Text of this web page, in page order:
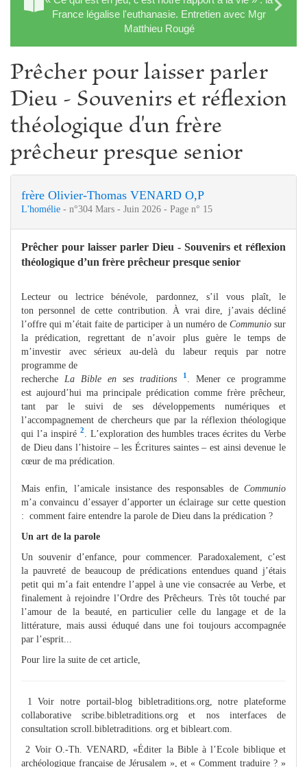
France légalise l'euthanasie. Entretien avec Mgr
Matthieu Rougé
Prêcher pour laisser parler
Dieu - Souvenirs et réflexion
théologique d'un frère
prêcheur presque senior
frère Olivier-Thomas VENARD O,P
L'homélie - n°304 Mars - Juin 2026 - Page n° 15
Prêcher pour laisser parler Dieu - Souvenirs et réflexion
théologique d’un frère prêcheur presque senior
Lecteur ou lectrice bénévole, pardonnez, s’il vous plaît, le
ton personnel de cette contribution. À vrai dire, j’avais décliné
l’offre qui m’était faite de participer à un numéro de Communiosur
la prédication, regrettant de n’avoir plus guère le temps de
m’investir avec sérieux au-delà du labeur requis par notre
programme de
recherche La Bible en ses traditions 1
. Mener ce programme
est aujourd’hui ma principale prédication comme frère prêcheur,
tant par le suivi de ses développements numériques et
l’accompagnement de chercheurs que par la réflexion théologique
qui l’a inspiré 2
. L’exploration des humbles traces écrites du Verbe
de Dieu dans l’histoire – les Écritures saintes – est ainsi devenue le
cœur de ma prédication.
Mais enfin, l’amicale insistance des responsables de Communio
m’a convaincu d’essayer d’apporter un éclairage sur cette question
: comment faire entendre la parole de Dieu dans la prédication ?
Un art de la parole
Un souvenir d’enfance, pour commencer. Paradoxalement, c’est
la pauvreté de beaucoup de prédications entendues quand j’étais
petit qui m’a fait entendre l’appel à une vie consacrée au Verbe, et
finalement à rejoindre l’Ordre des Prêcheurs. Très tôt touché par
l’amour de la beauté, en particulier celle du langage et de la
littérature, mais aussi éduqué dans une foi toujours accompagnée
par l’esprit...
Pour lire la suite de cet article,
1 Voir notre portail-blog bibletraditions.org, notre plateforme
collaborative scribe.bibletraditions.org et nos interfaces de
consultation scroll.bibletraditions. org et bibleart.com.
2 Voir O.-Th. VENARD, «Éditer la Bible à l’Ecole biblique et
archéologique française de Jérusalem », et « Comment traduire ? »